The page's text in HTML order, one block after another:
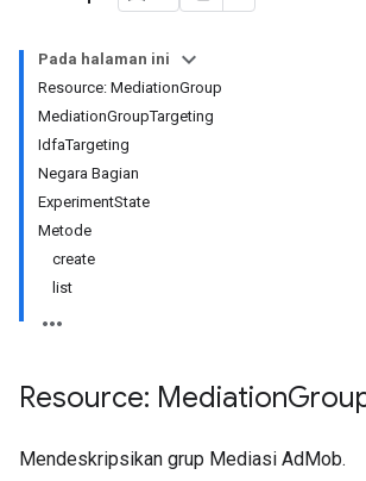
Pada halaman ini
Resource: MediationGroup
MediationGroupTargeting
IdfaTargeting
Negara Bagian
ExperimentState
Metode
create
list
Resource: Mediation
Mendeskripsikan grup Mediasi AdMob.